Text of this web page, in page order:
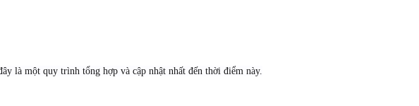
là một quy trình tổng hợp và cập nhật nhất đến thời điểm này.